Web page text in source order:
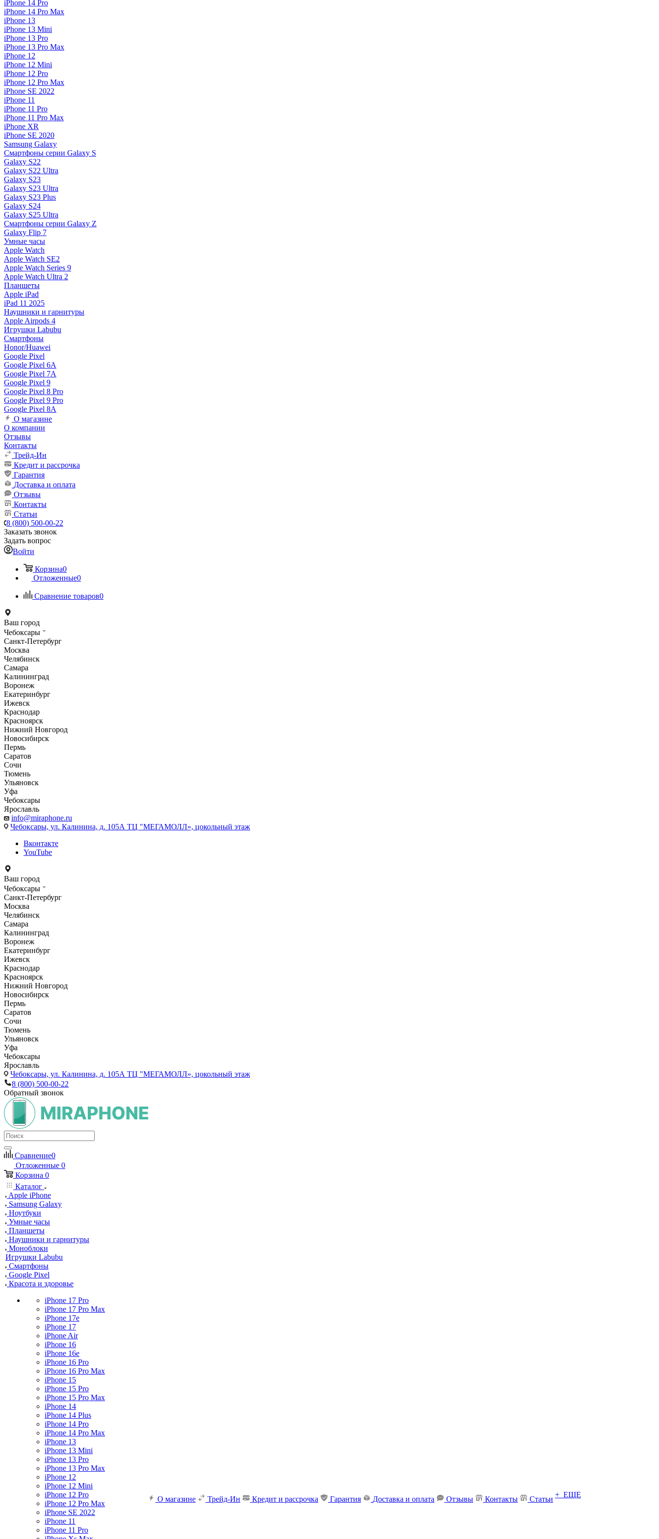
iPhone 14 Pro
iPhone 14 Pro Max
iPhone 13
iPhone 13 Mini
iPhone 13 Pro
iPhone 13 Pro Max
iPhone 12
iPhone 12 Mini
iPhone 12 Pro
iPhone 12 Pro Max
iPhone SE 2022
iPhone 11
iPhone 11 Pro
iPhone 11 Pro Max
iPhone XR
iPhone SE 2020
Samsung Galaxy
Смартфоны серии Galaxy S
Galaxy S22
Galaxy S22 Ultra
Galaxy S23
Galaxy S23 Ultra
Galaxy S23 Plus
Galaxy S24
Galaxy S25 Ultra
Смартфоны серии Galaxy Z
Galaxy Flip 7
Умные часы
Apple Watch
Apple Watch SE2
Apple Watch Series 9
Apple Watch Ultra 2
Планшеты
Apple iPad
iPad 11 2025
Наушники и гарнитуры
Apple Airpods 4
Игрушки Labubu
Смартфоны
Honor/Huawei
Google Pixel
Google Pixel 6A
Google Pixel 7А
Google Pixel 9
Google Pixel 8 Pro
Google Pixel 9 Pro
Google Pixel 8A
О магазине
О компании
Отзывы
Контакты
Трейд-Ин
Кредит и рассрочка
Гарантия
Доставка и оплата
Отзывы
Контакты
Статьи
8 (800) 500-00-22
Заказать звонок
Задать вопрос
Войти
Корзина0
Отложенные0
Сравнение товаров0
Ваш город
Чебоксары
Санкт-Петербург
Москва
Челябинск
Самара
Калининград
Воронеж
Екатеринбург
Ижевск
Краснодар
Красноярск
Нижний Новгород
Новосибирск
Пермь
Саратов
Сочи
Тюмень
Ульяновск
Уфа
Чебоксары
Ярославль
info@miraphone.ru
Чебоксары, ул. Калинина, д. 105А ТЦ "МЕГАМОЛЛ», цокольный этаж
Вконтакте
YouTube
Ваш город
Чебоксары
Санкт-Петербург
Москва
Челябинск
Самара
Калининград
Воронеж
Екатеринбург
Ижевск
Краснодар
Красноярск
Нижний Новгород
Новосибирск
Пермь
Саратов
Сочи
Тюмень
Ульяновск
Уфа
Чебоксары
Ярославль
Чебоксары, ул. Калинина, д. 105А ТЦ "МЕГАМОЛЛ», цокольный этаж
8 (800) 500-00-22
Обратный звонок
Сравнение0
Отложенные 0
Корзина 0
Каталог
Apple iPhone
Samsung Galaxy
Ноутбуки
Умные часы
Планшеты
Наушники и гарнитуры
Моноблоки
Игрушки Labubu
Смартфоны
Google Pixel
Красота и здоровье
iPhone 17 Pro
iPhone 17 Pro Max
iPhone 17e
iPhone 17
iPhone Air
iPhone 16
iPhone 16e
iPhone 16 Pro
iPhone 16 Pro Max
iPhone 15
iPhone 15 Pro
iPhone 15 Pro Max
iPhone 14
iPhone 14 Plus
iPhone 14 Pro
iPhone 14 Pro Max
iPhone 13
iPhone 13 Mini
iPhone 13 Pro
iPhone 13 Pro Max
iPhone 12
iPhone 12 Mini
iPhone 12 Pro
iPhone 12 Pro Max
iPhone SE 2022
iPhone 11
iPhone 11 Pro
О магазине Трейд-Ин Кредит и рассрочка Гарантия Доставка и оплата Отзывы Контакты Статьи
+ ЕЩЕ